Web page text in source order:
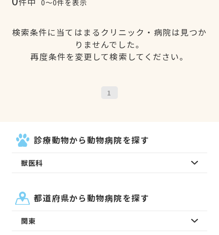
0〜0件を表示
検索条件に当てはまるクリニック・病院は見つか
りませんでした。
再度条件を変更して検索してください。
1
診療動物から動物病院を探す
獣医科
都道府県から動物病院を探す
関東